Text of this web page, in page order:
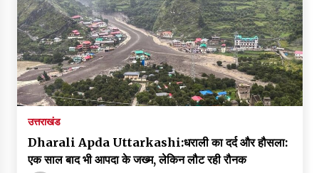
उत्तराखंड
Dharali Apda Uttarkashi:धराली का दर्द और हौसला:
एक साल बाद भी आपदा के जख्म, लेकिन लौट रही रौनक